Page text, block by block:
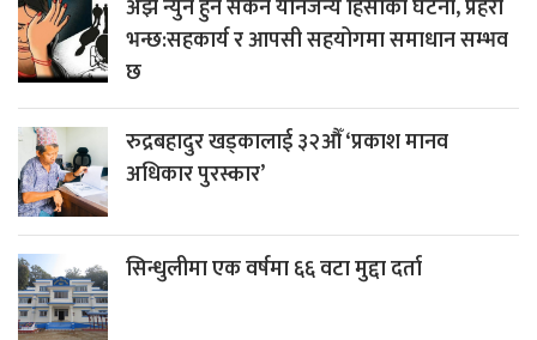
अझै न्युन हुन सकेन यौनजन्य हिंसाका घटना, प्रहरी
भन्छ:सहकार्य र आपसी सहयोगमा समाधान सम्भव
छ
रुद्रबहादुर खड्कालाई ३२औँ ‘प्रकाश मानव
अधिकार पुरस्कार’
सिन्धुलीमा एक वर्षमा ६६ वटा मुद्दा दर्ता